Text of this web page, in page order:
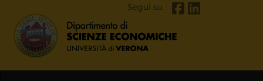
Segui su